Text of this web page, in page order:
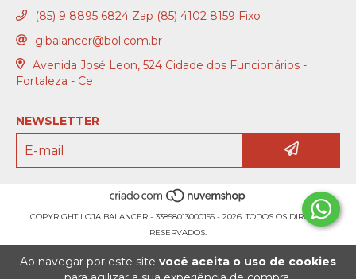
Ao navegar por este site você aceita o uso de cookies
(85) 9 8895 6824 Zap (85) 4102 8159 Fixo
gibalancer@bol.com.br
Avenida José Leon, 524 Cidade dos Funcionários -
Fortaleza - Ce
NEWSLETTER
COPYRIGHT LOJA BALANCER - 33858013000155 - 2026. TODOS OS DIREITOS
RESERVADOS.